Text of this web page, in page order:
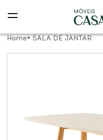
Home SALA DE JANTAR